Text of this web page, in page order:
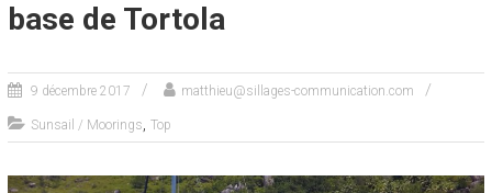
base de Tortola
9 décembre 2017 matthieu@sillages-communication.com
Sunsail / Moorings, Top